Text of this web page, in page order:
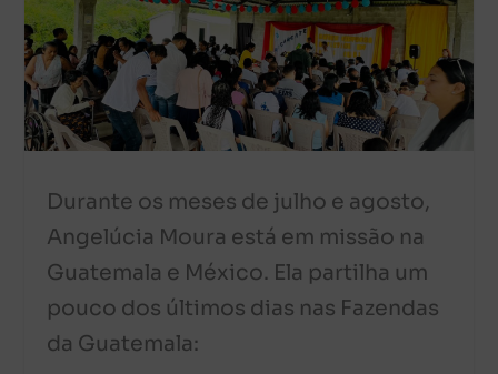
Durante os meses de julho e agosto,
Angelúcia Moura está em missão na
Guatemala e México. Ela partilha um
pouco dos últimos dias nas Fazendas
da Guatemala: